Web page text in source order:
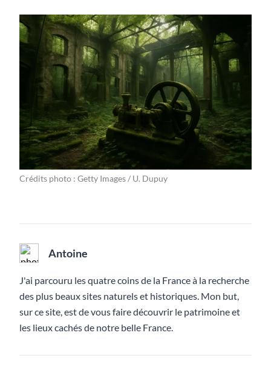
Crédits photo : Getty Images / U. Dupuy
Antoine
J'ai parcouru les quatre coins de la France à la recherche
des plus beaux sites naturels et historiques. Mon but,
sur ce site, est de vous faire découvrir le patrimoine et
les lieux cachés de notre belle France.